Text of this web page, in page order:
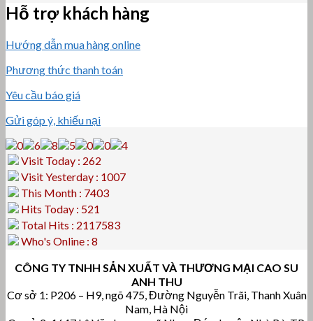
Hỗ trợ khách hàng
Hướng dẫn mua hàng online
Phương thức thanh toán
Yêu cầu báo giá
Gửi góp ý, khiếu nại
Visit Today : 262
Visit Yesterday : 1007
This Month : 7403
Hits Today : 521
Total Hits : 2117583
Who's Online : 8
CÔNG TY TNHH SẢN XUẤT VÀ THƯƠNG MẠI CAO SU
ANH THU
Cơ sở 1: P206 – H9, ngõ 475, Đường Nguyễn Trãi, Thanh Xuân
Nam, Hà Nội